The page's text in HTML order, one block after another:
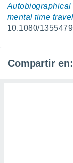
Autobiographical
mental time travel
10.1080/
Compartir en: